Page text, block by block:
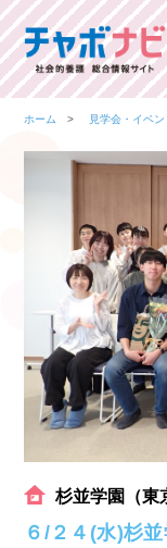
ホーム 見学会・イベン
杉並学園（東
６/２４(水)杉